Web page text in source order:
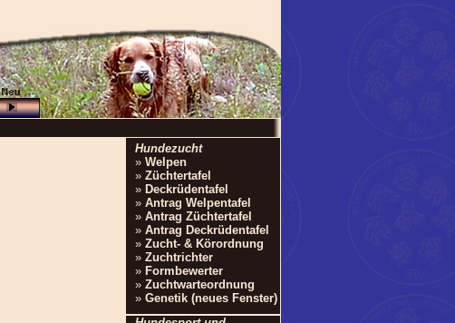
Hundezucht
» Welpen
» Züchtertafel
» Deckrüdentafel
» Antrag Welpentafel
» Antrag Züchtertafel
» Antrag Deckrüdentafel
» Zucht- & Körordnung
» Zuchtrichter
» Formbewerter
» Zuchtwarteordnung
» Genetik (neues Fenster)